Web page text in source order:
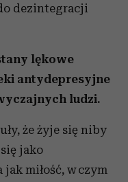
dezintegracji
lękowe
antydepresyjne
ludzi.
że żyje się niby
jako
miłość, w czym